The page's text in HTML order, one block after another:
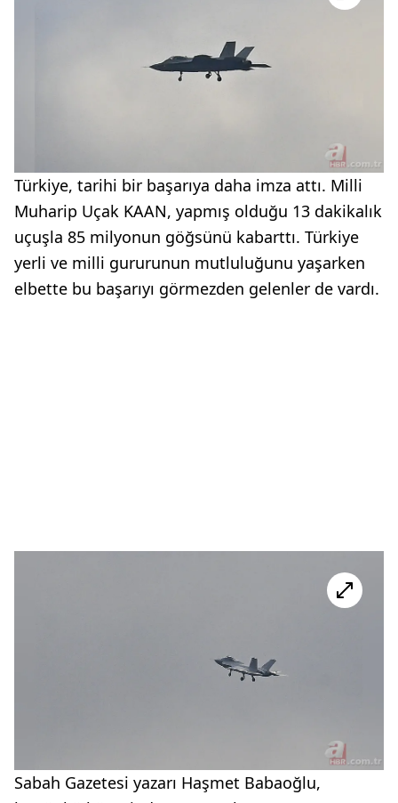
Türkiye, tarihi bir başarıya daha imza attı. Milli
Muharip Uçak KAAN, yapmış olduğu 13 dakikalık
uçuşla 85 milyonun göğsünü kabarttı. Türkiye
yerli ve milli gururunun mutluluğunu yaşarken
elbette bu başarıyı görmezden gelenler de vardı.
Sabah Gazetesi yazarı Haşmet Babaoğlu,